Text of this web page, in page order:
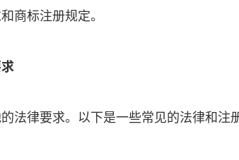
商标注册规定。
法律要求。以下是一些常见的法律和注